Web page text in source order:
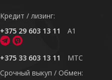
Кредит / лизинг:
+375 29 603 13 11
A1
+375 33 603 13 11
MTC
Cрочный выкуп / Обмен: